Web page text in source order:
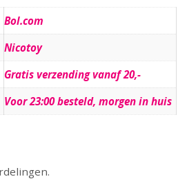
Bol.com
Nicotoy
Gratis verzending vanaf 20,-
Voor 23:00 besteld, morgen in huis